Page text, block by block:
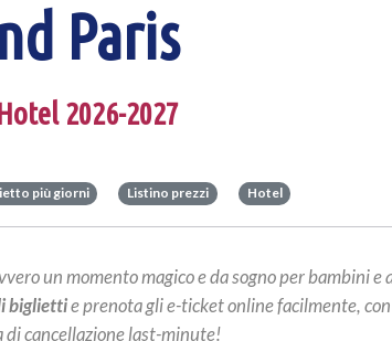
Paris
2026-2027
più giorni Listino prezzi Hotel
un momento magico e da sogno per bambini e
bigliettie prenota gli e-ticket online facilmente, con
cancellazione last-minute!